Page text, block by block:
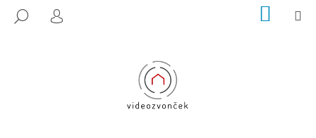
HĽADAŤ
PRIHLÁSENIE KOŠÍK